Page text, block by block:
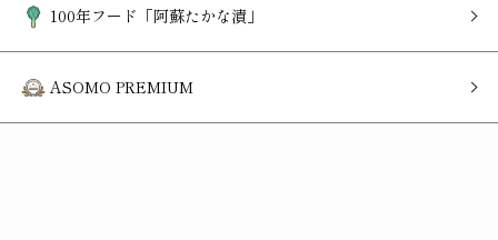
100年フード「阿蘇たかな漬」
ASOMO PREMIUM